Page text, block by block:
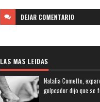
DEJAR COMENTARIO
LAS MAS LEIDAS
Natalia Cometto,
golpeador dijo que se